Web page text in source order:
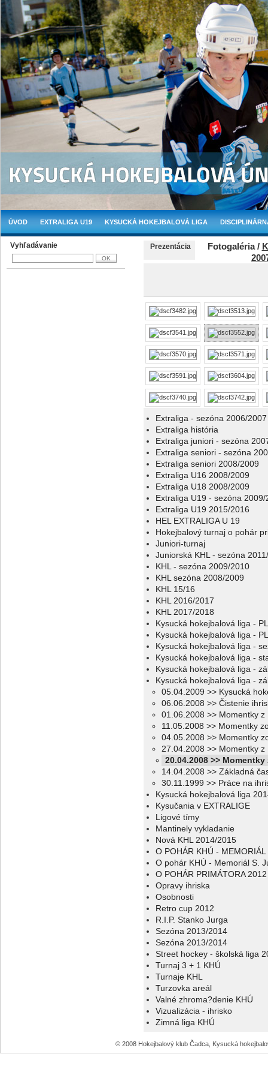
ÚVOD EXTRALIGA U19 KYSUCKÁ HOKEJBALOVÁ LIGA
Vyhľadávanie Prezentácia Fotogaléria /
Extraliga - sezóna 2006/2007
Extraliga história
Extraliga juniori - sezóna
Extraliga seniori - sezóna
Extraliga seniori 2008/2009
Extraliga U16 2008/2009
Extraliga U18 2008/2009
Extraliga U19 - sezóna 2009/
Extraliga U19 2015/2016
HEL EXTRALIGA U 19
Hokejbalový turnaj o pohár
Juniori-turnaj
Juniorská KHL - sezóna
KHL - sezóna 2009/2010
KHL sezóna 2008/2009
KHL 15/16
KHL 2016/2017
KHL 2017/2018
Kysucká hokejbalová liga -
Kysucká hokejbalová liga -
Kysucká hokejbalová liga -
Kysucká hokejbalová liga -
Kysucká hokejbalová liga -
Kysucká hokejbalová liga -
05.04.2009 >> Kysucká
06.06.2008 >> Čistenie
01.06.2008 >> Momentky z
11.05.2008 >> Momentky
04.05.2008 >> Momentky
27.04.2008 >> Momentky z
20.04.2008 >> Momentky
14.04.2008 >> Základná
30.11.1999 >> Práce na
Kysucká hokejbalová liga
Kysučania v EXTRALIGE
Ligové tímy
Mantinely vykladanie
Nová KHL 2014/2015
O POHÁR KHÚ - MEMORIÁL
O pohár KHÚ - Memoriál S.
O POHÁR PRIMÁTORA 2012
Opravy ihriska
Osobnosti
Retro cup 2012
R.I.P. Stanko Jurga
Sezóna 2013/2014
Sezóna 2013/2014
Street hockey - školská liga
Turnaj 3 + 1 KHÚ
Turnaje KHL
Turzovka areál
Valné zhroma?denie KHÚ
Vizualizácia - ihrisko
Zimná liga KHÚ
© 2008 Hokejbalový klub Čadca, Kysucká